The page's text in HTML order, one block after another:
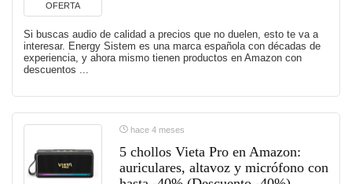
OFERTA
Si buscas audio de calidad a precios que no duelen, esto te va a
interesar. Energy Sistem es una marca española con décadas de
experiencia, y ahora mismo tienen productos en Amazon con
descuentos ...
hace 4 meses
5 chollos Vieta Pro en Amazon:
auriculares, altavoz y micrófono con